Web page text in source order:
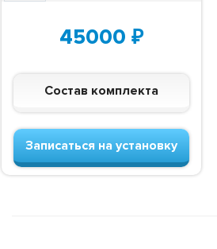
45000 ₽
Состав комплекта
Записаться на установку